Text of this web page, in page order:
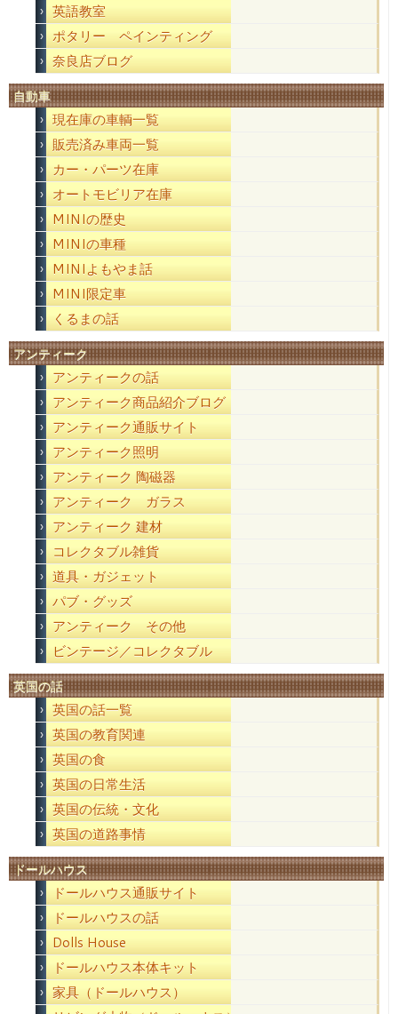
英語教室
ポタリー ペインティング
奈良店ブログ
自動車
現在庫の車輌一覧
販売済み車両一覧
カー・パーツ在庫
オートモビリア在庫
MINIの歴史
MINIの車種
MINIよもやま話
MINI限定車
くるまの話
アンティーク
アンティークの話
アンティーク商品紹介ブログ
アンティーク通販サイト
アンティーク照明
アンティーク 陶磁器
アンティーク ガラス
アンティーク 建材
コレクタブル雑貨
道具・ガジェット
パブ・グッズ
アンティーク その他
ビンテージ／コレクタブル
英国の話
英国の話一覧
英国の教育関連
英国の食
英国の日常生活
英国の伝統・文化
英国の道路事情
ドールハウス
ドールハウス通販サイト
ドールハウスの話
Dolls House
ドールハウス本体キット
家具（ドールハウス）